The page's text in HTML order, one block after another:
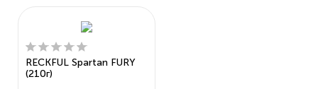
RECKFUL Spartan FURY
(210г)